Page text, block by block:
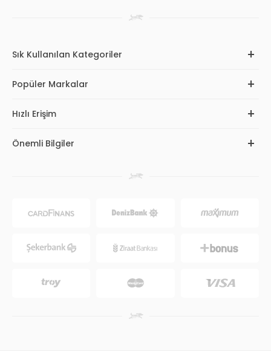
Sık Kullanılan Kategoriler
Popüler Markalar
Hızlı Erişim
Önemli Bilgiler